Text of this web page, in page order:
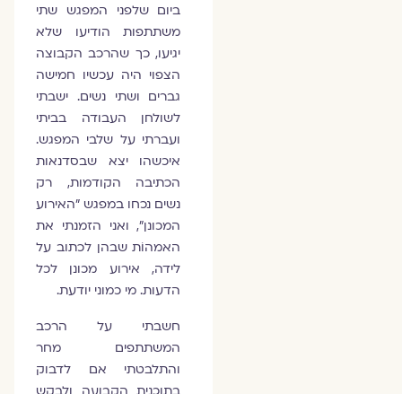
ביום שלפני המפגש שתי
משתתפות הודיעו שלא
יגיעו, כך שהרכב הקבוצה
הצפוי היה עכשיו חמישה
גברים ושתי נשים. ישבתי
לשולחן העבודה בביתי
ועברתי על שלבי המפגש.
איכשהו יצא שבסדנאות
הכתיבה הקודמות, רק
נשים נכחו במפגש "האירוע
המכונן", ואני הזמנתי את
האמהוֹת שבהן לכתוב על
לידה, אירוע מכונן לכל
הדעות. מי כמוני יודעת.
חשבתי על הרכב
המשתתפים מחר
והתלבטתי אם לדבוק